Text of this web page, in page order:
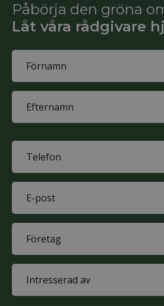
Påbörja den gröna
Låt våra rådgivare
(Obligatoriskt)
First
name
name
(Obligatoriskt)
mail
(Obligatoriskt)
(Obligatoriskt)
(Obligatoriskt)